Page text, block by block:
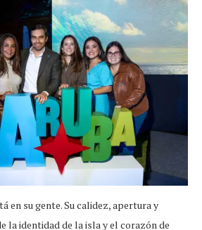
en su gente. Su calidez, apertura y
la identidad de la isla y el corazón de